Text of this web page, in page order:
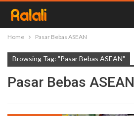
Home Pasar Bebas ASEAN
Browsing Tag: "Pasar Bebas ASEAN"
Pasar Bebas ASEAN